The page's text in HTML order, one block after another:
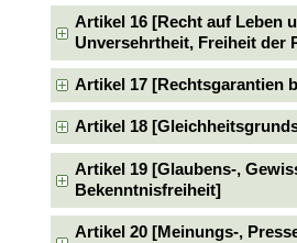
Artikel 16 [Recht auf Leben
Unversehrtheit, Freiheit der
Artikel 17 [Rechtsgarantien
Artikel 18
Artikel 19 [Glaubens-,
Bekenntnisfreiheit]
Artikel 20 [Meinungs-,